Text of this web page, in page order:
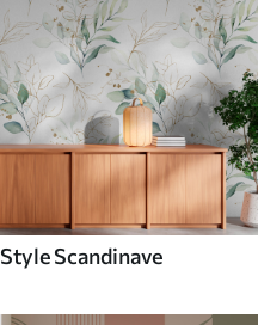
Style Scandinave